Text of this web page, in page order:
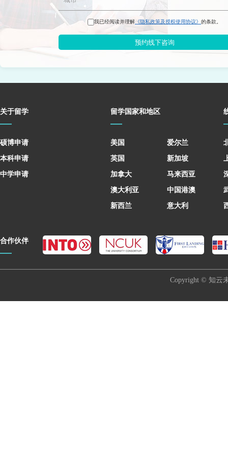
我已经阅读并理解 《隐私政策及授权使用协议》 的条款。
预约线下咨询
关于留学
硕博申请
本科申请
中学申请
留学国家和地区
美国
英国
加拿大
澳大利亚
新西兰
爱尔兰
新加坡
马来西亚
中国港澳
意大利
合作伙伴
Copyright © 知云